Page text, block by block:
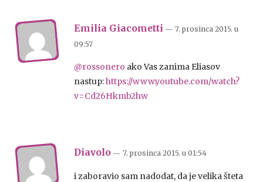
Emilia Giacometti — 7. prosinca 2015. u
09:57
@rossonero ako Vas zanima Eliasov
nastup:https://www.youtube.com/watch?
v=Cd26Hkmb2hw
Diavolo — 7. prosinca 2015. u 01:54
i zaboravio sam nadodat, da je velika šteta